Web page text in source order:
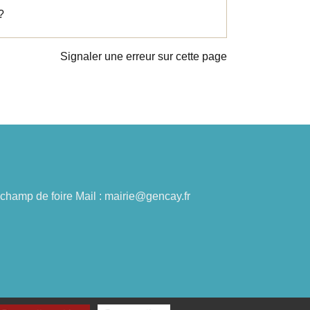
Signaler une erreur sur cette page
de foire Mail : mairie@gencay.fr